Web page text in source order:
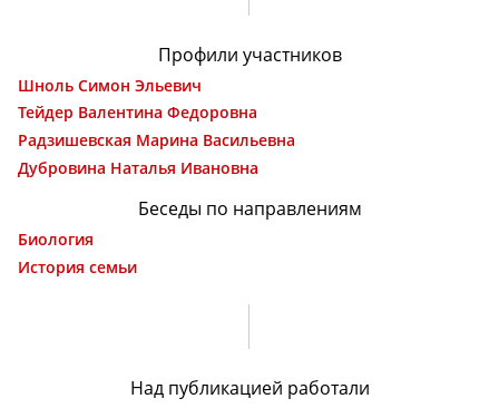
Профили участников
Шноль Симон Эльевич
Тейдер Валентина Федоровна
Радзишевская Марина Васильевна
Дубровина Наталья Ивановна
Беседы по направлениям
Биология
История семьи
Над публикацией работали